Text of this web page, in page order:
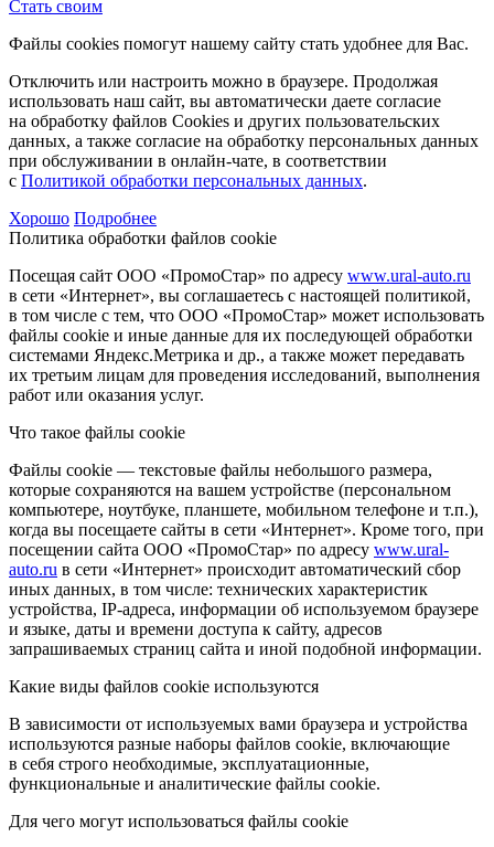
Стать своим
Файлы cookies помогут нашему сайту стать удобнее для Вас.
Отключить или настроить можно в браузере. Продолжая
использовать наш сайт, вы автоматически даете согласие
на обработку файлов Cookies и других пользовательских
данных, а также согласие на обработку персональных данных
при обслуживании в онлайн-чате, в соответствии
с Политикой обработки персональных данных.
Хорошо Подробнее
Политика обработки файлов cookie
Посещая сайт ООО «ПромоСтар» по адресу www.ural-auto.ru
в сети «Интернет», вы соглашаетесь с настоящей политикой,
в том числе с тем, что ООО «ПромоСтар» может использовать
файлы cookie и иные данные для их последующей обработки
системами Яндекс.Метрика и др., а также может передавать
их третьим лицам для проведения исследований, выполнения
работ или оказания услуг.
Что такое файлы cookie
Файлы cookie — текстовые файлы небольшого размера,
которые сохраняются на вашем устройстве (персональном
компьютере, ноутбуке, планшете, мобильном телефоне и т.п.),
когда вы посещаете сайты в сети «Интернет». Кроме того, при
посещении сайта ООО «ПромоСтар» по адресу www.ural-
auto.ru в сети «Интернет» происходит автоматический сбор
иных данных, в том числе: технических характеристик
устройства, IP-адреса, информации об используемом браузере
и языке, даты и времени доступа к сайту, адресов
запрашиваемых страниц сайта и иной подобной информации.
Какие виды файлов cookie используются
В зависимости от используемых вами браузера и устройства
используются разные наборы файлов cookie, включающие
в себя строго необходимые, эксплуатационные,
функциональные и аналитические файлы cookie.
Для чего могут использоваться файлы cookie